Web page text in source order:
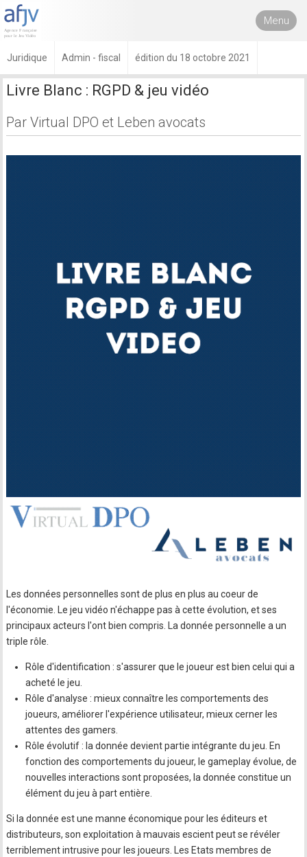
Menu
Juridique Admin - fiscal édition du 18 octobre 2021
Livre Blanc : RGPD & jeu vidéo
Par Virtual DPO et Leben avocats
Les données personnelles sont de plus en plus au coeur de
l'économie. Le jeu vidéo n'échappe pas à cette évolution, et ses
principaux acteurs l'ont bien compris. La donnée personnelle a un
triple rôle.
Rôle d'identification : s'assurer que le joueur est bien celui qui a
acheté le jeu.
Rôle d'analyse : mieux connaître les comportements des
joueurs, améliorer l'expérience utilisateur, mieux cerner les
attentes des gamers.
Rôle évolutif : la donnée devient partie intégrante du jeu. En
fonction des comportements du joueur, le gameplay évolue, de
nouvelles interactions sont proposées, la donnée constitue un
élément du jeu à part entière.
Si la donnée est une manne économique pour les éditeurs et
distributeurs, son exploitation à mauvais escient peut se révéler
terriblement intrusive pour les joueurs. Les Etats membres de